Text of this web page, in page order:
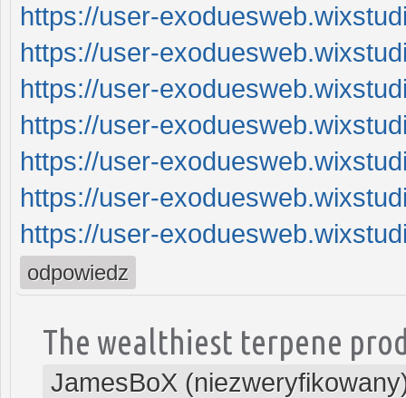
https://user-
https://user-
https://user-
https://user-
https://user-
https://user-
https://user-
odpowiedz
The wealthiest terpene
JamesBoX